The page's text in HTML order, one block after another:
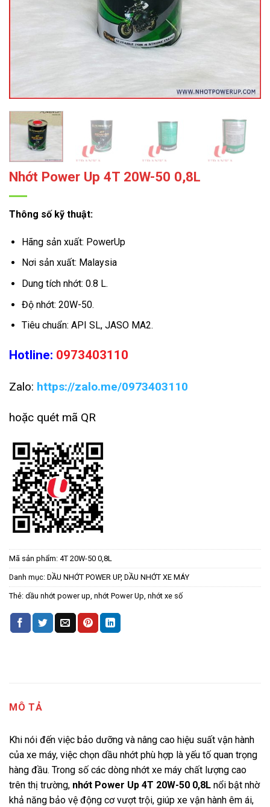
Nhớt Power Up 4T 20W-50 0,8L
Thông số kỹ thuật:
Hãng sản xuất: PowerUp
Nơi sản xuất: Malaysia
Dung tích nhớt: 0.8 L.
Độ nhớt: 20W-50.
Tiêu chuẩn: API SL, JASO MA2.
Hotline: 0973403110
Zalo: https://zalo.me/0973403110
hoặc quét mã QR
Mã sản phẩm: 4T 20W-50 0,8L
Danh mục: DẦU NHỚT POWER UP, DẦU NHỚT XE MÁY
Thẻ: dầu nhớt power up, nhớt Power Up, nhớt xe số
MÔ TẢ
Khi nói đến việc bảo dưỡng và nâng cao hiệu suất vận hành
của xe máy, việc chọn dầu nhớt phù hợp là yếu tố quan trọng
hàng đầu. Trong số các dòng nhớt xe máy chất lượng cao
trên thị trường, nhớt Power Up 4T 20W-50 0,8L nổi bật nhờ
khả năng bảo vệ động cơ vượt trội, giúp xe vận hành êm ái,